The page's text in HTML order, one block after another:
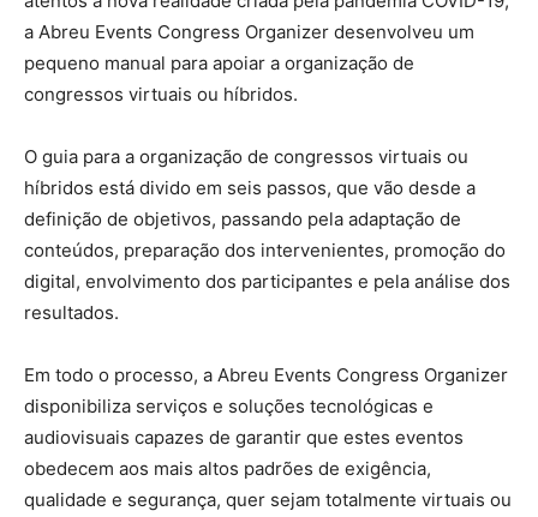
a Abreu Events Congress Organizer desenvolveu um
pequeno manual para apoiar a organização de
congressos virtuais ou híbridos.
O guia para a organização de congressos virtuais ou
híbridos está divido em seis passos, que vão desde a
definição de objetivos, passando pela adaptação de
conteúdos, preparação dos intervenientes, promoção do
digital, envolvimento dos participantes e pela análise dos
resultados.
Em todo o processo, a Abreu Events Congress Organizer
disponibiliza serviços e soluções tecnológicas e
audiovisuais capazes de garantir que estes eventos
obedecem aos mais altos padrões de exigência,
qualidade e segurança, quer sejam totalmente virtuais ou